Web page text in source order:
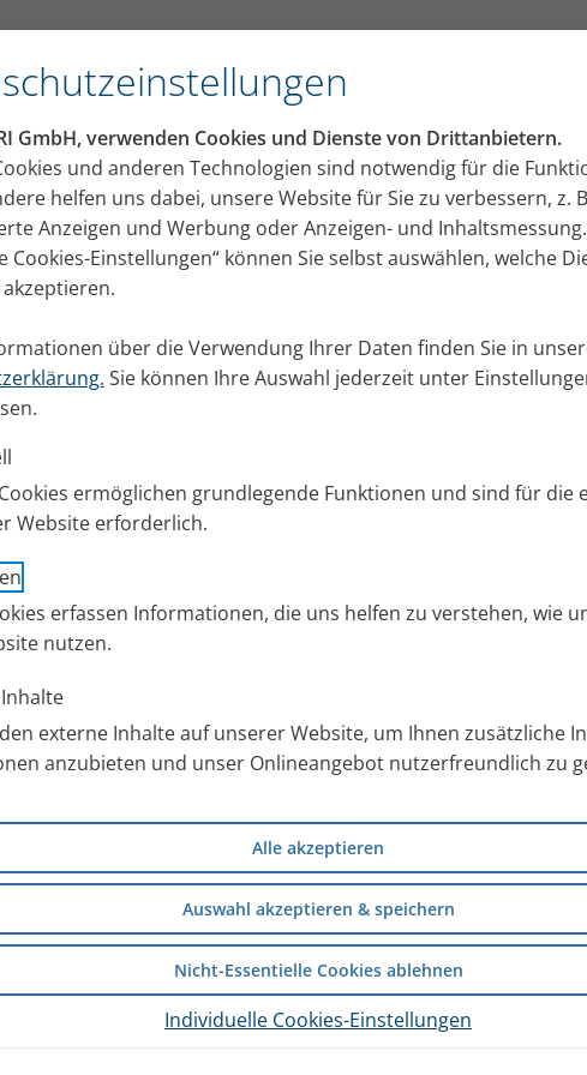
GmbH, verwenden Cookies und Dienste von Drittanbietern.
und anderen Technologien sind notwendig für die
helfen uns dabei, unsere Website für Sie zu verbessern, z.
Anzeigen und Werbung oder Anzeigen- und
Cookies-Einstellungen“ können Sie selbst auswählen, welche
akzeptieren.
über die Verwendung Ihrer Daten finden Sie in
Sie können Ihre Auswahl jederzeit unter
ermöglichen grundlegende Funktionen und sind für die
Website erforderlich.
erfassen Informationen, die uns helfen zu verstehen, wie
nutzen.
externe Inhalte auf unserer Website, um Ihnen zusätzliche
anzubieten und unser Onlineangebot nutzerfreundlich zu
Alle akzeptieren
Auswahl akzeptieren & speichern
Nicht-Essentielle Cookies ablehnen
Individuelle Cookies-Einstellungen
wenn Ihre Atemwege
brauchen
von PARI – gezielte Unterstützung für Ihre
Unsere speziellen
zuverlässige
Als Inhalations-Experte haben wir
die gesamte Bandbreite an
Krankheitsbilder und
Inhalation
Dabei führt eine Verengung der
kommen.